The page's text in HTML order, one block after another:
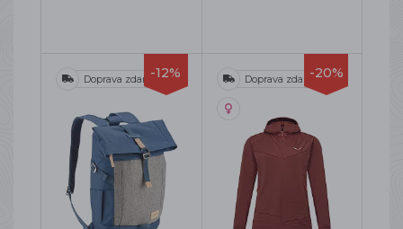
-12%
Doprava zdarma -20%
Doprava zdarma